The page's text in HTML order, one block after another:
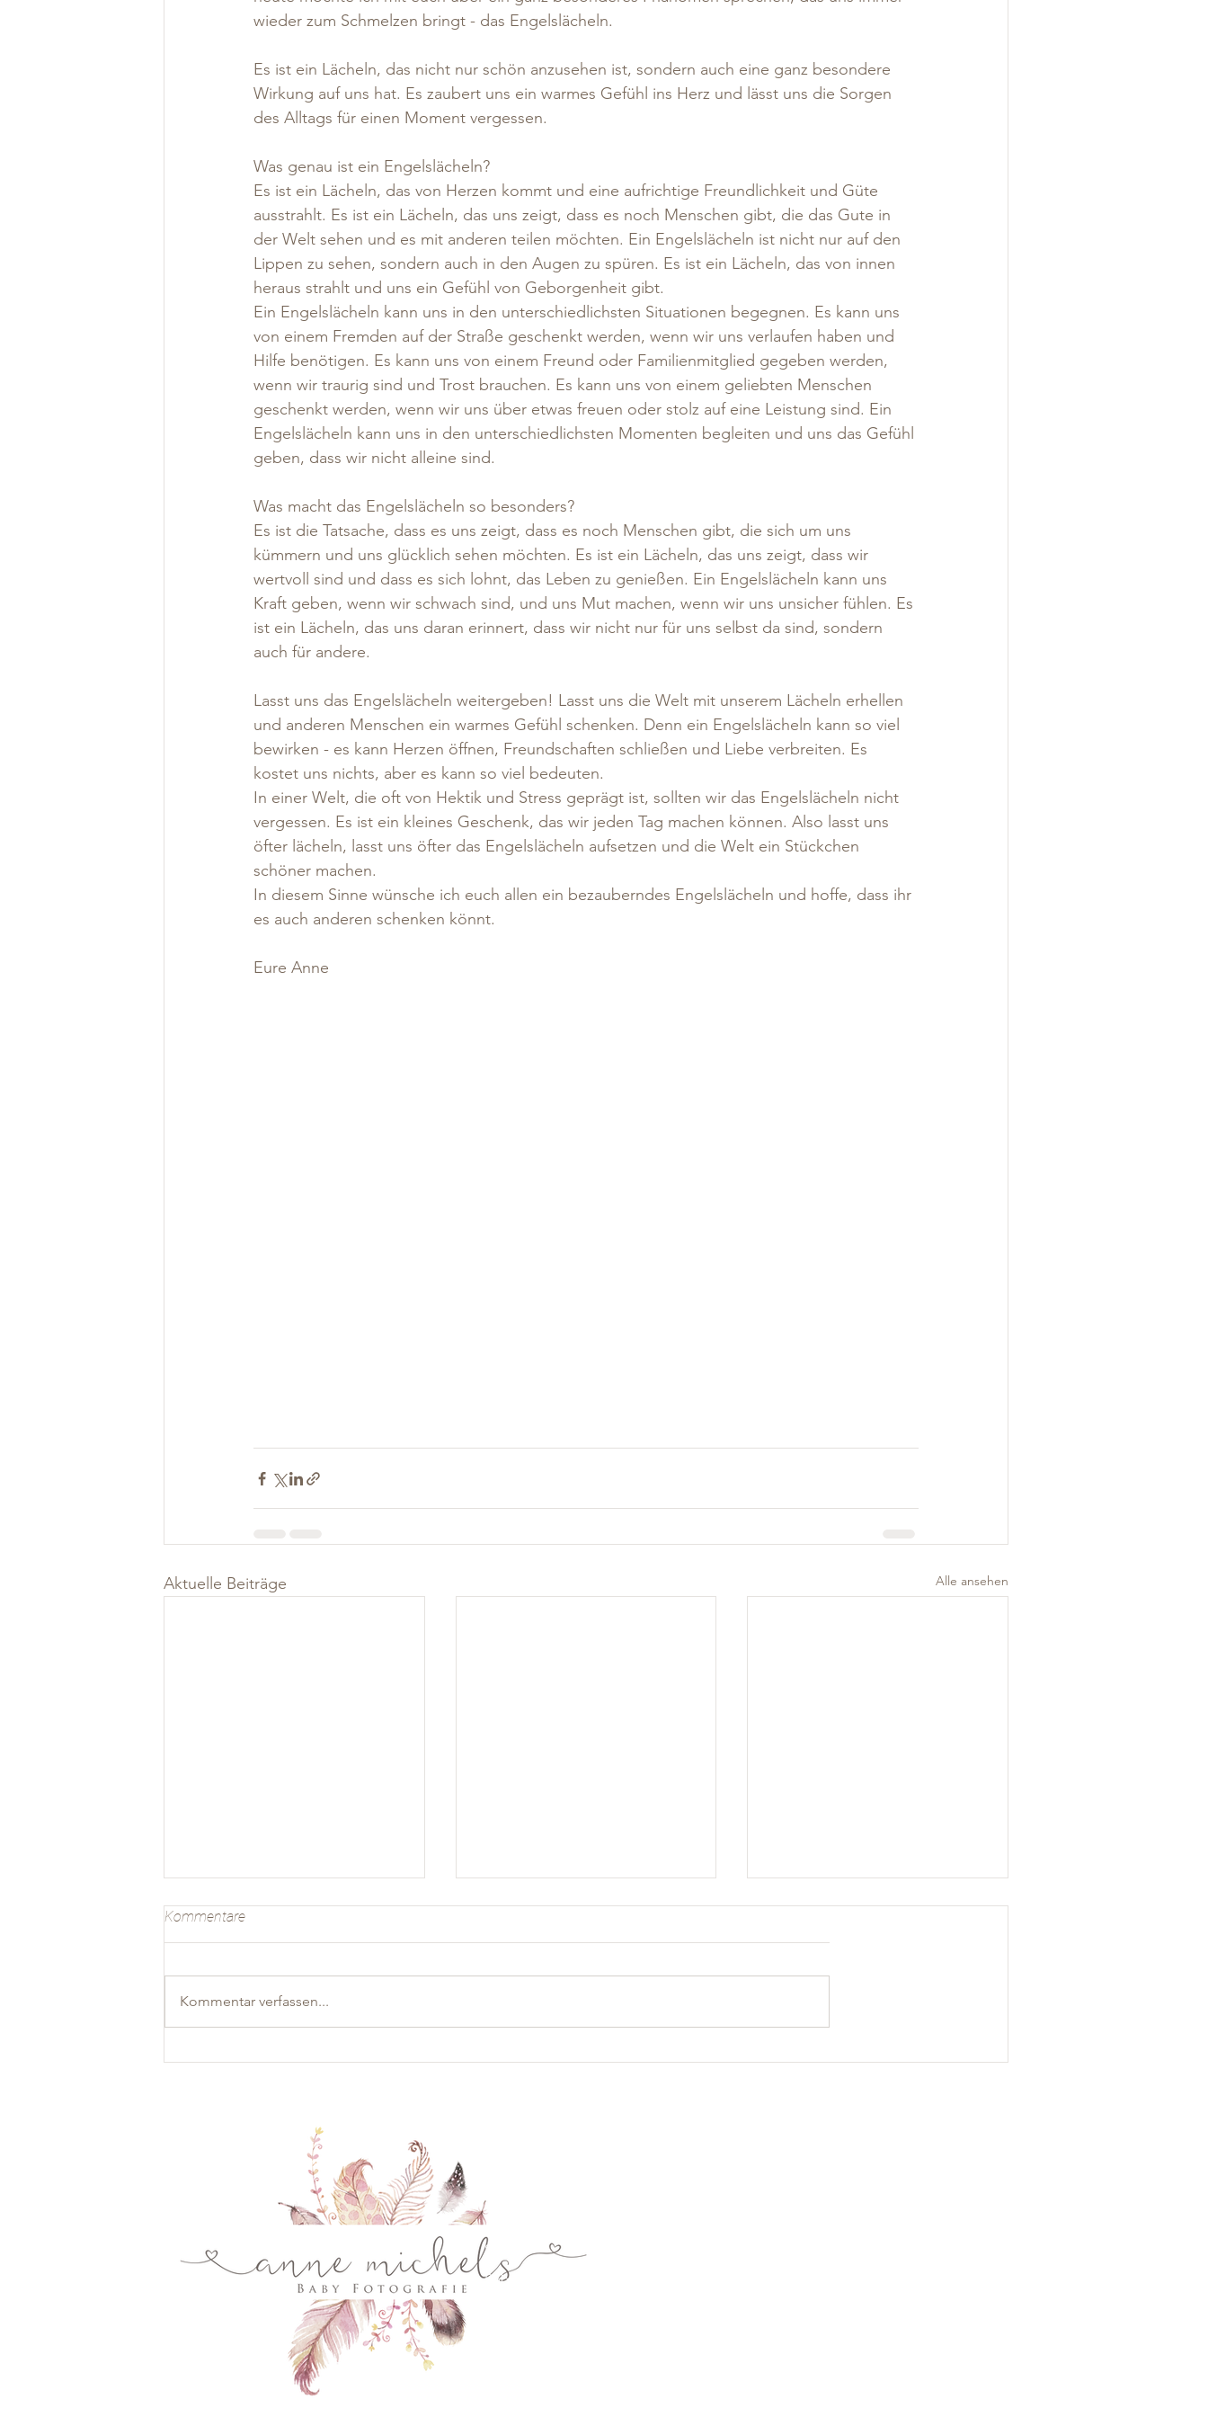
wieder zum Schmelzen bringt - das Engelslächeln.
Es ist ein Lächeln, das nicht nur schön anzusehen ist, sondern auch eine ganz besondere
Wirkung auf uns hat. Es zaubert uns ein warmes Gefühl ins Herz und lässt uns die Sorgen
des Alltags für einen Moment vergessen.
Was genau ist ein Engelslächeln?
Es ist ein Lächeln, das von Herzen kommt und eine aufrichtige Freundlichkeit und Güte
ausstrahlt. Es ist ein Lächeln, das uns zeigt, dass es noch Menschen gibt, die das Gute in
der Welt sehen und es mit anderen teilen möchten. Ein Engelslächeln ist nicht nur auf den
Lippen zu sehen, sondern auch in den Augen zu spüren. Es ist ein Lächeln, das von innen
heraus strahlt und uns ein Gefühl von Geborgenheit gibt.
Ein Engelslächeln kann uns in den unterschiedlichsten Situationen begegnen. Es kann uns
von einem Fremden auf der Straße geschenkt werden, wenn wir uns verlaufen haben und
Hilfe benötigen. Es kann uns von einem Freund oder Familienmitglied gegeben werden,
wenn wir traurig sind und Trost brauchen. Es kann uns von einem geliebten Menschen
geschenkt werden, wenn wir uns über etwas freuen oder stolz auf eine Leistung sind. Ein
Engelslächeln kann uns in den unterschiedlichsten Momenten begleiten und uns das Gefühl
geben, dass wir nicht alleine sind.
Was macht das Engelslächeln so besonders?
Es ist die Tatsache, dass es uns zeigt, dass es noch Menschen gibt, die sich um uns
kümmern und uns glücklich sehen möchten. Es ist ein Lächeln, das uns zeigt, dass wir
wertvoll sind und dass es sich lohnt, das Leben zu genießen. Ein Engelslächeln kann uns
Kraft geben, wenn wir schwach sind, und uns Mut machen, wenn wir uns unsicher fühlen. Es
ist ein Lächeln, das uns daran erinnert, dass wir nicht nur für uns selbst da sind, sondern
auch für andere.
Lasst uns das Engelslächeln weitergeben! Lasst uns die Welt mit unserem Lächeln erhellen
und anderen Menschen ein warmes Gefühl schenken. Denn ein Engelslächeln kann so viel
bewirken - es kann Herzen öffnen, Freundschaften schließen und Liebe verbreiten. Es
kostet uns nichts, aber es kann so viel bedeuten.
In einer Welt, die oft von Hektik und Stress geprägt ist, sollten wir das Engelslächeln nicht
vergessen. Es ist ein kleines Geschenk, das wir jeden Tag machen können. Also lasst uns
öfter lächeln, lasst uns öfter das Engelslächeln aufsetzen und die Welt ein Stückchen
schöner machen.
In diesem Sinne wünsche ich euch allen ein bezauberndes Engelslächeln und hoffe, dass ihr
es auch anderen schenken könnt.
Eure Anne
Aktuelle Beiträge Alle ansehen
Kommentare
Kommentar verfassen...
Start
Babybauchshooting